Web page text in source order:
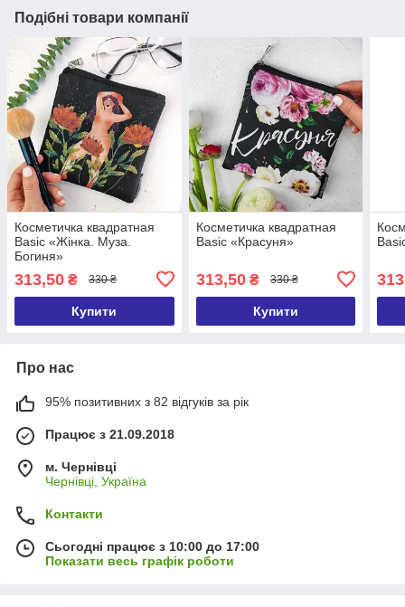
Подібні товари компанії
Косметичка квадратная
Basic «Жінка. Муза.
Богиня»
313,50 ₴ 330 ₴
Купити
Косметичка квадратная
Basic «Красуня»
313,50₴ 330 ₴
Купити
Про нас
95% позитивних з 82 відгуків за рік
Працює з 21.09.2018
м. Чернівці
Чернівці, Україна
Контакти
Сьогодні працює з 10:00 до 17:00
Показати весь графік роботи